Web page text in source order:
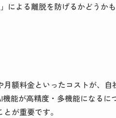
による離脱を防げるかどうか
月額料金といったコストが、
機能が高精度・多機能になる
が重要です。